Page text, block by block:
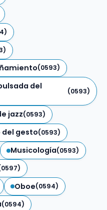
(0593)
del
(0593)
jazz(0593)
gesto(0593)
Musicología(0593)
Oboe(0594)
(0594)